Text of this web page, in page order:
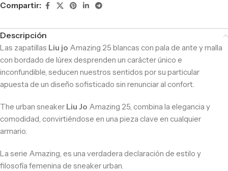
Compartir:
Descripción
Las zapatillas Liu jo Amazing 25 blancas con pala de ante y malla
con bordado de lúrex desprenden un carácter único e
inconfundible, seducen nuestros sentidos por su particular
apuesta de un diseño sofisticado sin renunciar al confort.
The urban sneaker Liu Jo Amazing 25, combina la elegancia y
comodidad, convirtiéndose en una pieza clave en cualquier
armario.
La serie Amazing, es una verdadera declaración de estilo y
filosofía femenina de sneaker urban.